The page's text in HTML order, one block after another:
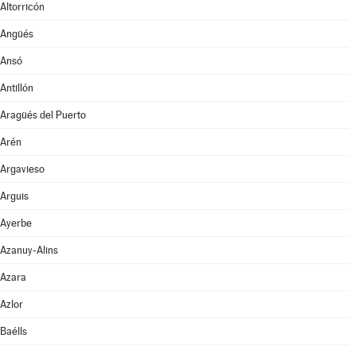
Altorricón
Angüés
Ansó
Antillón
Aragüés del Puerto
Arén
Argavieso
Arguis
Ayerbe
Azanuy-Alins
Azara
Azlor
Baélls